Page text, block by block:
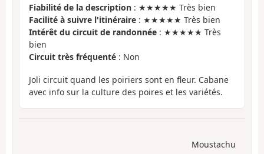
Fiabilité de la description : ★★★★★ Très bien
Facilité à suivre l'itinéraire : ★★★★★ Très bien
Intérêt du circuit de randonnée : ★★★★★ Très
bien
Circuit très fréquenté : Non
Joli circuit quand les poiriers sont en fleur. Cabane
avec info sur la culture des poires et les variétés.
Moustachu